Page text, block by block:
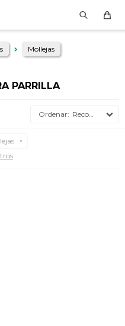
Mollejas
PARRILLA
Recomendados